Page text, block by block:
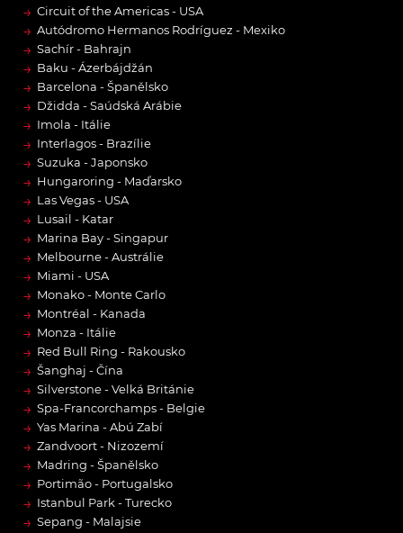
→ Circuit of the Americas - USA
→ Autódromo Hermanos Rodríguez - Mexiko
→ Sachír - Bahrajn
→ Baku - Ázerbájdžán
→ Barcelona - Španělsko
→ Džidda - Saúdská Arábie
→ Imola - Itálie
→ Interlagos - Brazílie
→ Suzuka - Japonsko
→ Hungaroring - Maďarsko
→ Las Vegas - USA
→ Lusail - Katar
→ Marina Bay - Singapur
→ Melbourne - Austrálie
→ Miami - USA
→ Monako - Monte Carlo
→ Montréal - Kanada
→ Monza - Itálie
→ Red Bull Ring - Rakousko
→ Šanghaj - Čína
→ Silverstone - Velká Británie
→ Spa-Francorchamps - Belgie
→ Yas Marina - Abú Zabí
→ Zandvoort - Nizozemí
→ Madring - Španělsko
→ Portimão - Portugalsko
→ Istanbul Park - Turecko
→ Sepang - Malajsie